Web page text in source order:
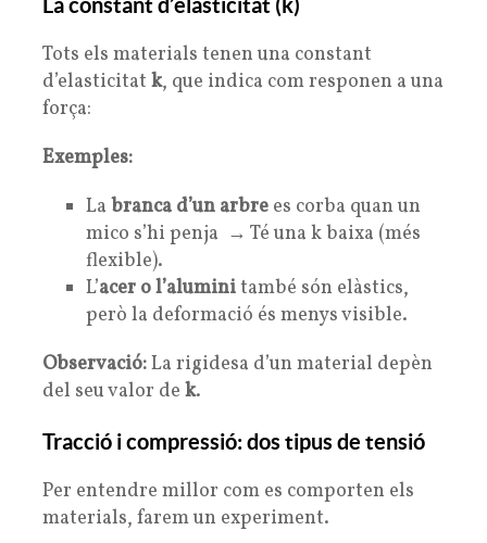
Tots els materials tenen una constant
d’elasticitat k, que indica com responen a una
força:
Exemples:
La branca d’un arbre es corba quan un
mico s’hi penja → Té una k baixa (més
flexible).
L’acer o l’aluminitambé són elàstics,
però la deformació és menys visible.
Observació:La rigidesa d’un material depèn
del seu valor de k.
Tracció i compressió: dos tipus de tensió
Per entendre millor com es comporten els
materials, farem un experiment.